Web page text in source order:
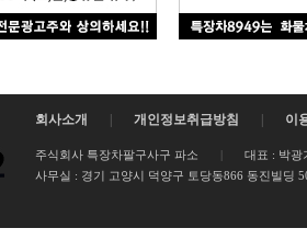
회사소개 개인정보취급방침 이
주식회사 특장차팔구사구 파소 |
대표 : 박광
사무실 : 경기 고양시 덕양구 토당동866 동진빌딩